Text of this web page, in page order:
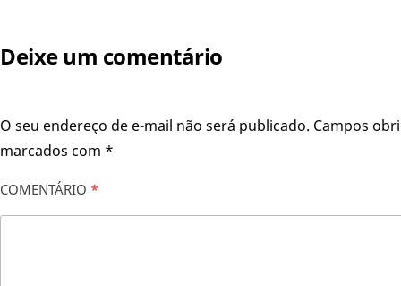
Deixe um comentário
O seu endereço de e-mail não será publicado. Campos
marcados com *
COMENTÁRIO *